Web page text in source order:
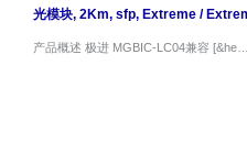
光模块, 2Km, sfp, Extreme/
产品概述 极进 MGBIC-LC04兼容 [&he…